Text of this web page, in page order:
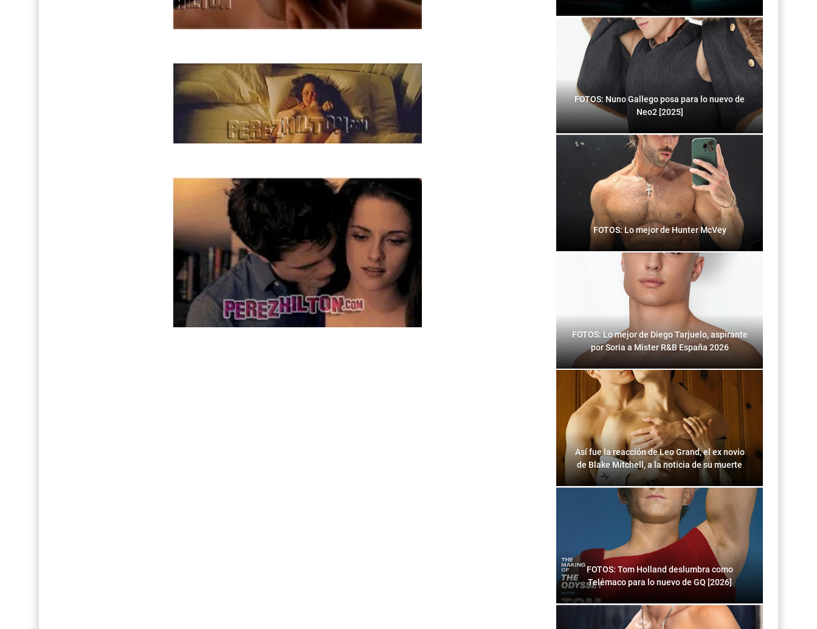
FOTOS: Nuno Gallego posa para lo nuevo de
Neo2 [2025]
FOTOS: Lo mejor de Hunter McVey
FOTOS: Lo mejor de Diego Tarjuelo, aspirante
por Soria a Mister R&B España 2026
Así fue la reacción de Leo Grand, el ex novio
de Blake Mitchell, a la noticia de su muerte
FOTOS: Tom Holland deslumbra como
Telémaco para lo nuevo de GQ [2026]